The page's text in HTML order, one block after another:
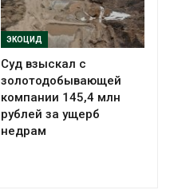
ЭКОЦИД
Суд взыскал с
золотодобывающей
компании 145,4 млн
рублей за ущерб
недрам